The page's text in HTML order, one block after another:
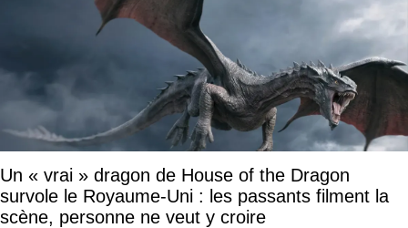
Un « vrai » dragon de House of the Dragon
survole le Royaume-Uni : les passants filment la
scène, personne ne veut y croire